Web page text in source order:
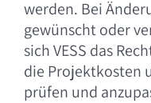
werden. Bei
gewünscht oder
sich VESS das
die Projektkosten
prüfen und